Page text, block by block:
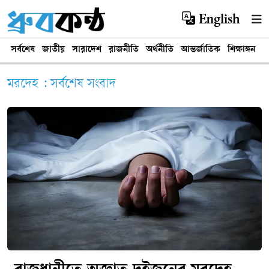
English
সর্বশেষ জাতীয় সারাদেশ রাজনীতি অর্থনীতি আন্তর্জাতিক শিক্ষাঙ্গন
মরদেহ : সর্বশেষ সংবাদ